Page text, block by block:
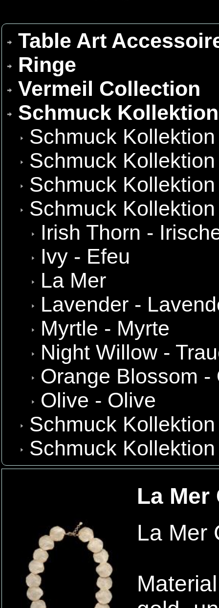
Table Art
Ringe
Vermeil Collection
Schmuck
Schmuck
Schmuck
Schmuck
Schmuck
Irish Thorn -
Ivy - Efeu
La Mer
Lavender -
Myrtle - Myrte
Night Willow -
Orange Blossom -
Olive - Olive
Schmuck
Schmuck
La Mer
La Mer